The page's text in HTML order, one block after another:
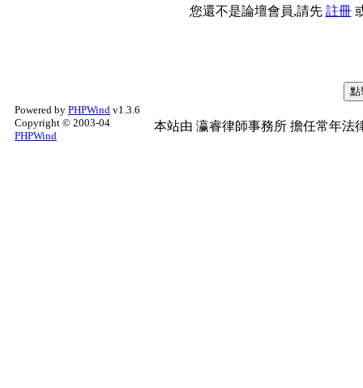
您還不是論壇會員,請先 註冊
Powered by PHPWind v1.3.6
Copyright © 2003-04
PHPWind
本站由 瀛睿律師事務所 擔任常年法